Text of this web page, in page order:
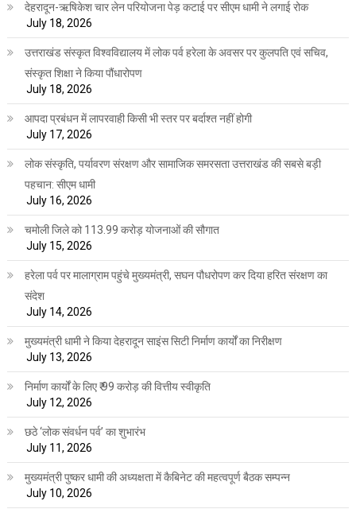
देहरादून-ऋषिकेश चार लेन परियोजना पेड़ कटाई पर सीएम धामी ने लगाई रोक
July 18, 2026
उत्तराखंड संस्कृत विश्वविद्यालय में लोक पर्व हरेला के अवसर पर कुलपति एवं सचिव,
संस्कृत शिक्षा ने किया पौंधारोपण
July 18, 2026
आपदा प्रबंधन में लापरवाही किसी भी स्तर पर बर्दाश्त नहीं होगी
July 17, 2026
लोक संस्कृति, पर्यावरण संरक्षण और सामाजिक समरसता उत्तराखंड की सबसे बड़ी
पहचान: सीएम धामी
July 16, 2026
चमोली जिले को 113.99 करोड़ योजनाओं की सौगात
July 15, 2026
हरेला पर्व पर मालाग्राम पहुंचे मुख्यमंत्री, सघन पौधरोपण कर दिया हरित संरक्षण का
संदेश
July 14, 2026
मुख्यमंत्री धामी ने किया देहरादून साइंस सिटी निर्माण कार्यों का निरीक्षण
July 13, 2026
निर्माण कार्यों के लिए ₹ 99 करोड़ की वित्तीय स्वीकृति
July 12, 2026
छठे ‘लोक संवर्धन पर्व’ का शुभारंभ
July 11, 2026
मुख्यमंत्री पुष्कर धामी की अध्यक्षता में कैबिनेट की महत्वपूर्ण बैठक सम्पन्न
July 10, 2026